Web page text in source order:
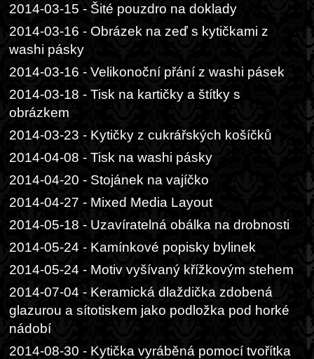
2014-03-15 - Šité pouzdro na doklady
2014-03-16 - Obrázek na zeď s kytičkami z
washi pásky
2014-03-16 - Velikonoční přání z washi pásek
2014-03-18 - Tisk na kartičky a štítky s
obrázkem
2014-03-23 - Kytičky z cukrářských košíčků
2014-04-08 - Tisk na washi pásky
2014-04-20 - Stojánek na vajíčko
2014-04-27 - Mixed Media Layout
2014-05-18 - Uzavíratelná obálka na drobnosti
2014-05-24 - Kamínkové popisky bylinek
2014-05-24 - Motiv vyšívaný křížkovým stehem
2014-07-04 - Keramická dlaždička zdobená
glazurou a sítotiskem jako podložka pod horké
nádobí
2014-08-30 - Kytička vyráběná pomocí tvořítka